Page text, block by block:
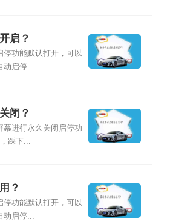
启？
停功能默认打开，可以
动启停...
闭？
幕进行永久关闭启停功
踩下...
？
停功能默认打开，可以
动启停...